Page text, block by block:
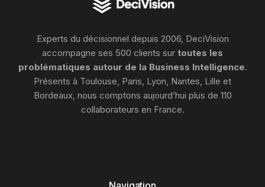
Experts du décisionnel depuis 2006, DeciVision
accompagne ses 500 clients sur toutes les
problématiques autour de la Business Intelligence.
Présents à Toulouse, Paris, Lyon, Nantes, Lille et
Bordeaux, nous comptons aujourd’hui plus de 110
collaborateurs en France.